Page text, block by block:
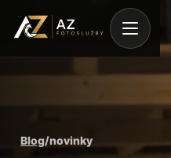
Blog/novinky